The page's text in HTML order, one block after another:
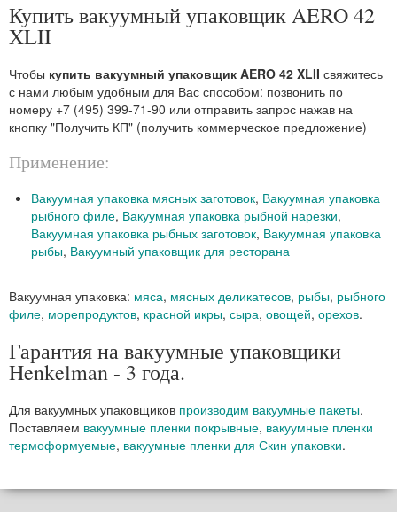
Купить вакуумный упаковщик AERO 42
XLII
Чтобы купить вакуумный упаковщик AERO 42 XLII свяжитесь
с нами любым удобным для Вас способом: позвонить по
номеру +7 (495) 399-71-90 или отправить запрос нажав на
кнопку "Получить КП" (получить коммерческое предложение)
Применение:
Вакуумная упаковка мясных заготовок, Вакуумная упаковка
рыбного филе, Вакуумная упаковка рыбной нарезки,
Вакуумная упаковка рыбных заготовок, Вакуумная упаковка
рыбы, Вакуумный упаковщик для ресторана
Вакуумная упаковка: мяса, мясных деликатесов, рыбы, рыбного
филе, морепродуктов, красной икры, сыра, овощей, орехов.
Гарантия на вакуумные упаковщики
Henkelman - 3 года.
Для вакуумных упаковщиков производим вакуумные пакеты.
Поставляем вакуумные пленки покрывные, вакуумные пленки
термоформуемые, вакуумные пленки для Скин упаковки.